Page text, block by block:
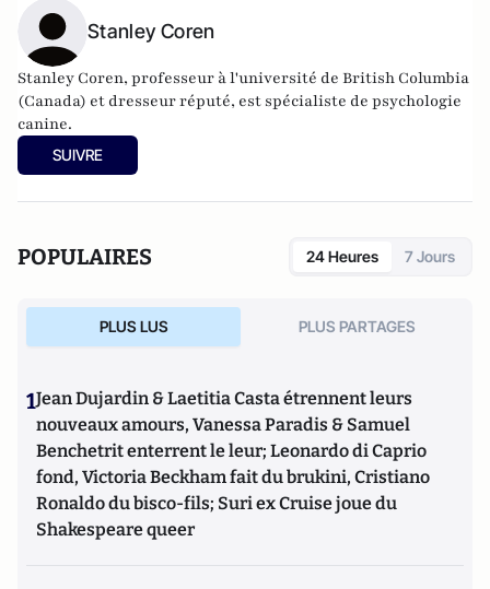
Stanley Coren
Stanley Coren, professeur à l'université de British Columbia
(Canada) et dresseur réputé, est spécialiste de psychologie
canine.
SUIVRE
POPULAIRES 24 Heures 7 Jours
PLUS LUS PLUS PARTAGES
1Jean Dujardin & Laetitia Casta étrennent leurs
nouveaux amours, Vanessa Paradis & Samuel
Benchetrit enterrent le leur; Leonardo di Caprio
fond, Victoria Beckham fait du brukini, Cristiano
Ronaldo du bisco-fils; Suri ex Cruise joue du
Shakespeare queer